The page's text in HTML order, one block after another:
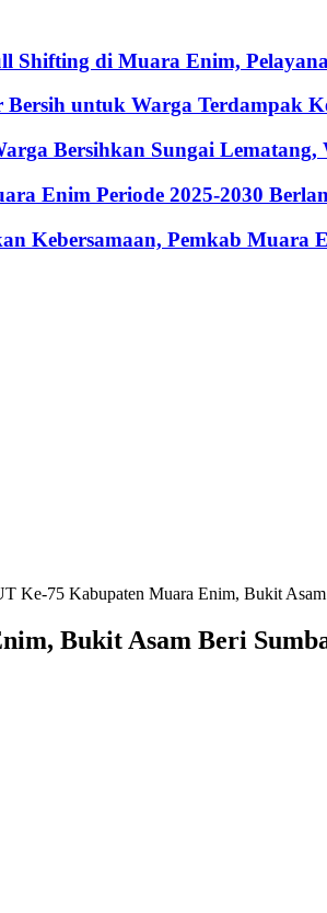
Shifting di Muara Enim,
untuk Warga Terdampak
Bersihkan Sungai
Enim Periode 2025-2030
Kebersamaan, Pemkab
Ke-75 Kabupaten Muara Enim, Bukit
Bukit Asam Beri